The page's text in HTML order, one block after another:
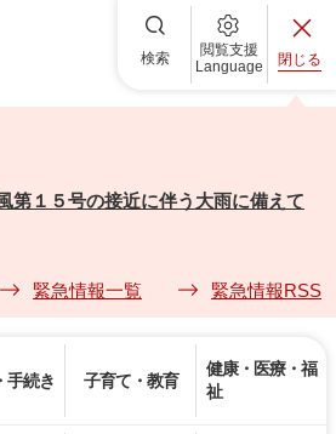
検索
閲覧支援
Language
閉じる
第１５号の接近に伴う大雨に備えて
緊急情報一覧 緊急情報RSS
手続き 子育て・教育
健康・医療・福
祉